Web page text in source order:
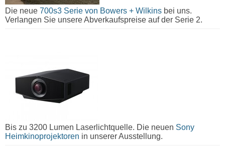
Die neue 700s3 Serie von Bowers + Wilkins bei uns.
Verlangen Sie unsere Abverkaufspreise auf der Serie 2.
Bis zu 3200 Lumen Laserlichtquelle. Die neuen Sony
Heimkinoprojektoren in unserer Ausstellung.